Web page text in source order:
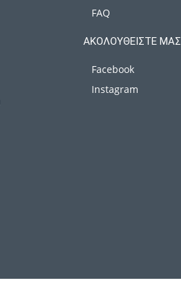
FAQ
ΑΚΟΛΟΥΘΕΊΣΤΕ ΜΑΣ
Facebook
Instagram